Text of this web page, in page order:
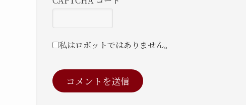
私はロボットではありません。